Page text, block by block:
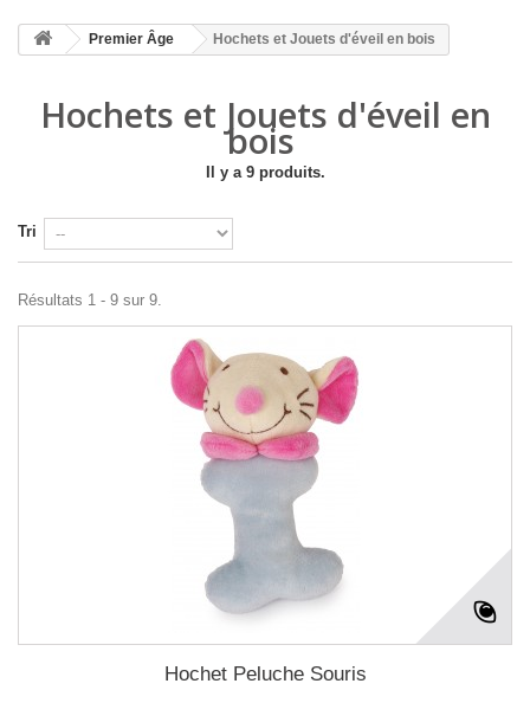
Premier Âge Hochets et Jouets d'éveil en bois
Hochets et Jouets d'éveil en
bois
Il y a 9 produits.
Tri
Résultats 1 - 9 sur 9.
Hochet Peluche Souris